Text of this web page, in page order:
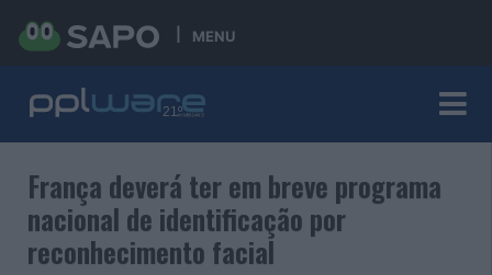
MENU
França deverá ter em breve programa
nacional de identificação por
reconhecimento facial